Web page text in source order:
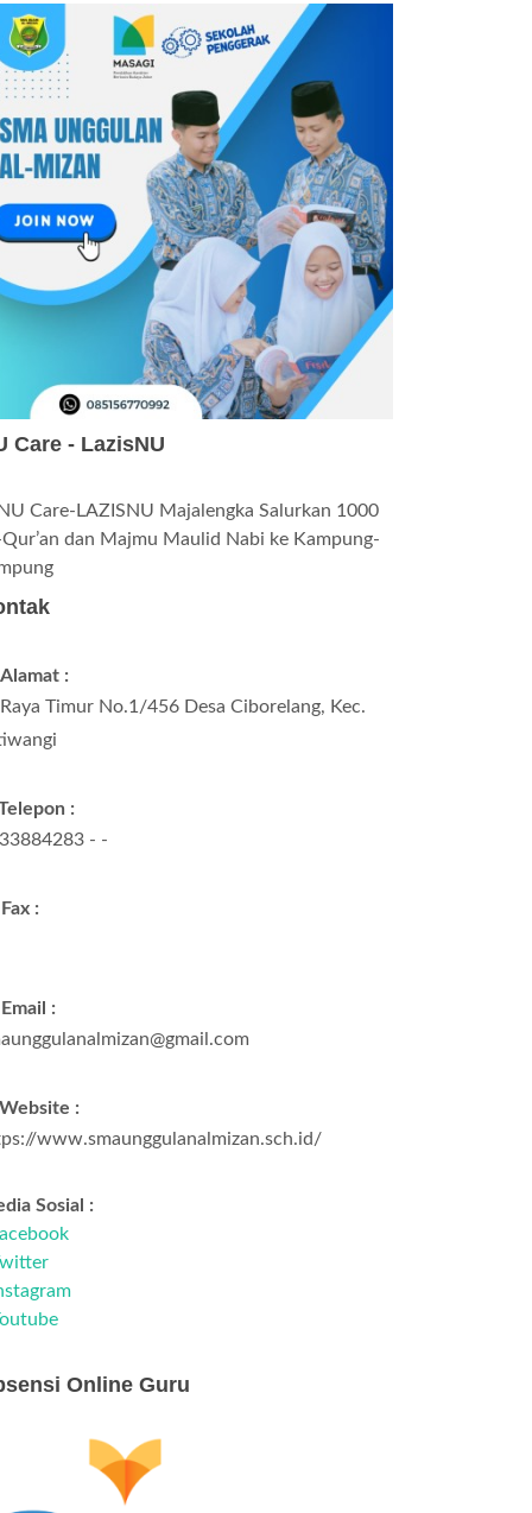
Care - LazisNU
Alamat :
Timur No.1/456 Desa Ciborelang, Kec.
:
- -
Fax :
Email :
Website :
www.smaunggulanalmizan.sch.id/
Sosial :
Online Guru